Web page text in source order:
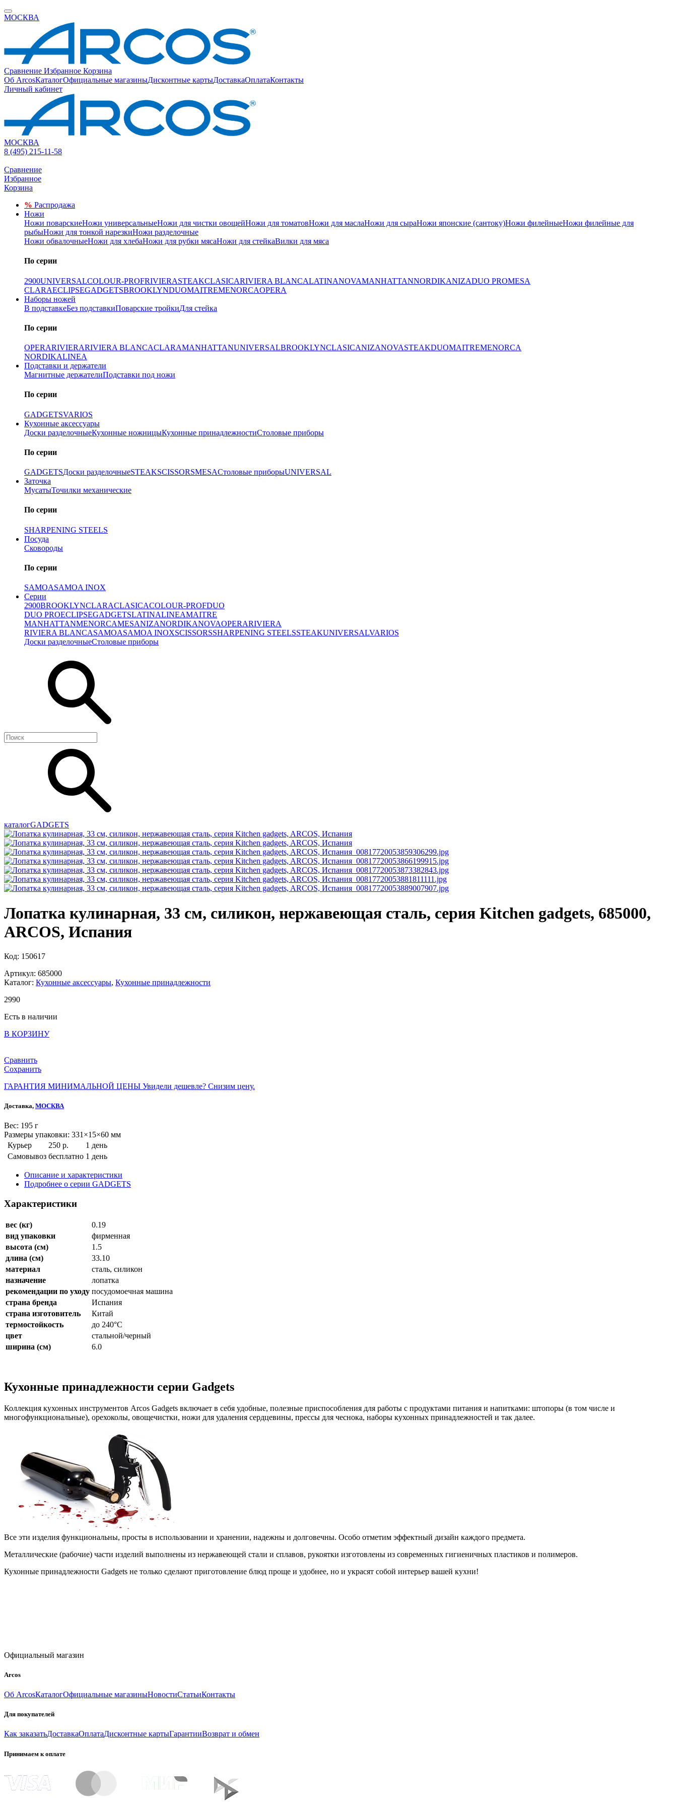
МОСКВА
Сравнение Избранное Корзина
Об ArcosКаталогОфициальные магазиныДисконтные картыДоставкаОплатаКонтакты
Личный кабинет
МОСКВА
8 (495) 215-11-58
Сравнение
Избранное
Корзина
% Распродажа
Ножи
Ножи поварскиеНожи универсальныеНожи для чистки овощейНожи для томатовНожи для маслаНожи для сыраНожи японские (сантоку)Ножи филейныеНожи филейные для
рыбыНожи для тонкой нарезкиНожи разделочные
Ножи обвалочныеНожи для хлебаНожи для рубки мясаНожи для стейкаВилки для мяса
По серии
2900UNIVERSALCOLOUR-PROFRIVIERASTEAKCLASICARIVIERA BLANCALATINANOVAMANHATTANNORDIKANIZADUO PROMESA
CLARAECLIPSEGADGETSBROOKLYNDUOMAITREMENORCAOPERA
Наборы ножей
В подставкеБез подставкиПоварские тройкиДля стейка
По серии
OPERARIVIERARIVIERA BLANCACLARAMANHATTANUNIVERSALBROOKLYNCLASICANIZANOVASTEAKDUOMAITREMENORCA
NORDIKALINEA
Подставки и держатели
Магнитные держателиПодставки под ножи
По серии
GADGETSVARIOS
Кухонные аксессуары
Доски разделочныеКухонные ножницыКухонные принадлежностиСтоловые приборы
По серии
GADGETSДоски разделочныеSTEAKSCISSORSMESAСтоловые приборыUNIVERSAL
Заточка
МусатыТочилки механические
По серии
SHARPENING STEELS
Посуда
Сковороды
По серии
SAMOASAMOA INOX
Серии
2900BROOKLYNCLARACLASICACOLOUR-PROFDUO
DUO PROECLIPSEGADGETSLATINALINEAMAITRE
MANHATTANMENORCAMESANIZANORDIKANOVAOPERARIVIERA
RIVIERA BLANCASAMOASAMOA INOXSCISSORSSHARPENING STEELSSTEAKUNIVERSALVARIOS
Доски разделочныеСтоловые приборы
каталогGADGETS
Лопатка кулинарная, 33 см, силикон, нержавеющая сталь, серия Kitchen gadgets, 685000,
ARCOS, Испания
Код: 150617
Артикул: 685000
Каталог: Кухонные аксессуары, Кухонные принадлежности
2990
Есть в наличии
В КОРЗИНУ
Сравнить
Сохранить
ГАРАНТИЯ МИНИМАЛЬНОЙ ЦЕНЫ Увидели дешевле? Снизим цену.
Доставка, МОСКВА
Веc: 195 г
Размеры упаковки: 331×15×60 мм
Курьер
250 р.
1 день
Самовывоз бесплатно 1 день
Описание и характеристики
Подробнее о серии GADGETS
Характеристики
вес (кг)
0.19
вид упаковки
фирменная
высота (см)
1.5
длина (см)
33.10
материал
сталь, силикон
назначение
лопатка
рекомендации по уходу посудомоечная машина
страна бренда
Испания
страна изготовитель
Китай
термостойкость
до 240°C
цвет
стальной/черный
ширина (см)
6.0
Кухонные принадлежности серии Gadgets
Коллекция кухонных инструментов Arcos Gadgets включает в себя удобные, полезные приспособления для работы с продуктами питания и напитками: штопоры (в том числе и
многофункциональные), орехоколы, овощечистки, ножи для удаления сердцевины, прессы для чеснока, наборы кухонных принадлежностей и так далее.
Все эти изделия функциональны, просты в использовании и хранении, надежны и долговечны. Особо отметим эффектный дизайн каждого предмета.
Металлические (рабочие) части изделий выполнены из нержавеющей стали и сплавов, рукоятки изготовлены из современных гигиеничных пластиков и полимеров.
Кухонные принадлежности Gadgets не только сделают приготовление блюд проще и удобнее, но и украсят собой интерьер вашей кухни!
Официальный магазин
Arcos
Об ArcosКаталогОфициальные магазиныНовостиСтатьиКонтакты
Для покупателей
Как заказатьДоставкаОплатаДисконтные картыГарантииВозврат и обмен
Принимаем к оплате